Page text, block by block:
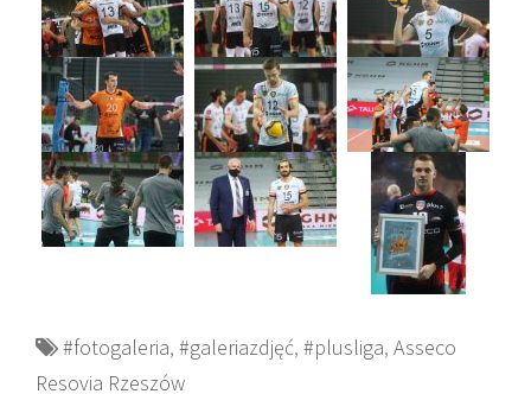
#fotogaleria, #galeriazdjęć, #plusliga, Asseco
Resovia Rzeszów